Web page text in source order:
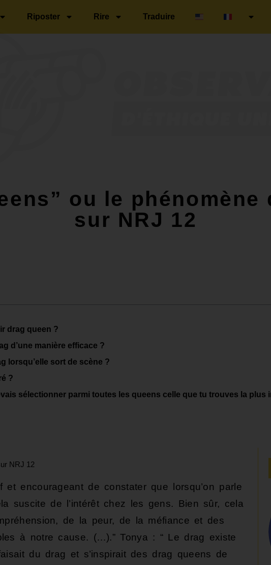
Riposter Rire Traduire
ou le phénomène
sur NRJ 12
drag queen ?
d’une manière efficace ?
lorsqu’elle sort de scène ?
?
sélectionner parmi toutes les queens celle que tu trouves la plus
NRJ 12
encourageant de constater que lorsqu’on parle
suscite de l’intérêt chez les gens. Bien sûr, cela
de la peur, de la méfiance et des
à notre cause. (…).” Tonya : “ Le drag existe
du drag et s’inspirait des drag queens de